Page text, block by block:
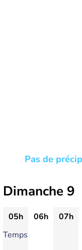
Pas de
Dimanche 9
05h 06h 07h
Temps